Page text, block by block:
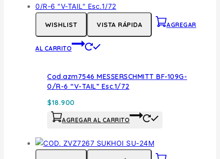
WISHLIST VISTA RÁPIDA AGREGAR
AL CARRITO
Cod.azm7546 MESSERSCHMITT BF-109G-
0/R-6 “V-TAIL” Esc.1/72
$18.900
AGREGAR AL CARRITO